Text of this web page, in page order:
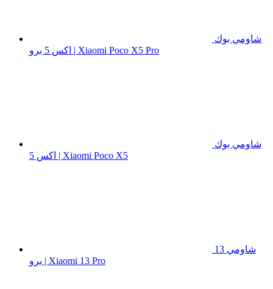
شاومي بوك
اكس 5 برو | Xiaomi Poco X5 Pro
شاومي بوك
اكس 5 | Xiaomi Poco X5
شاومي 13
برو | Xiaomi 13 Pro